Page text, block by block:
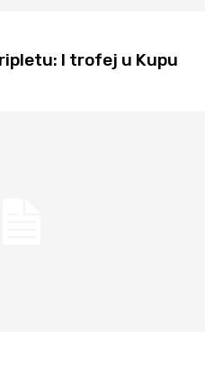
I trofej u Kupu